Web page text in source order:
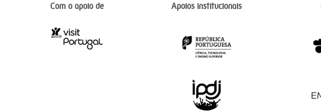
Com o apoio de Apoios institucionais